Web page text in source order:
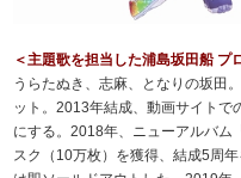
＜主題歌を担当した浦島坂田船 プ
うらたぬき、志麻、となりの坂田
ット。2013年結成、動画サイトで
にする。2018年、ニューアルバム
スク（10万枚）を獲得、結成5周